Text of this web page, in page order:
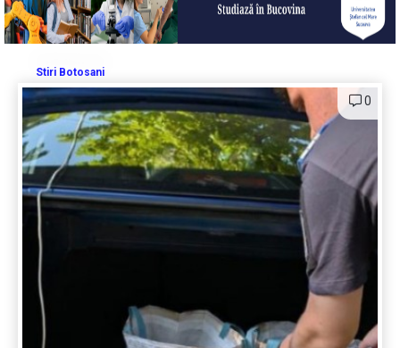
Stiri Botosani
0